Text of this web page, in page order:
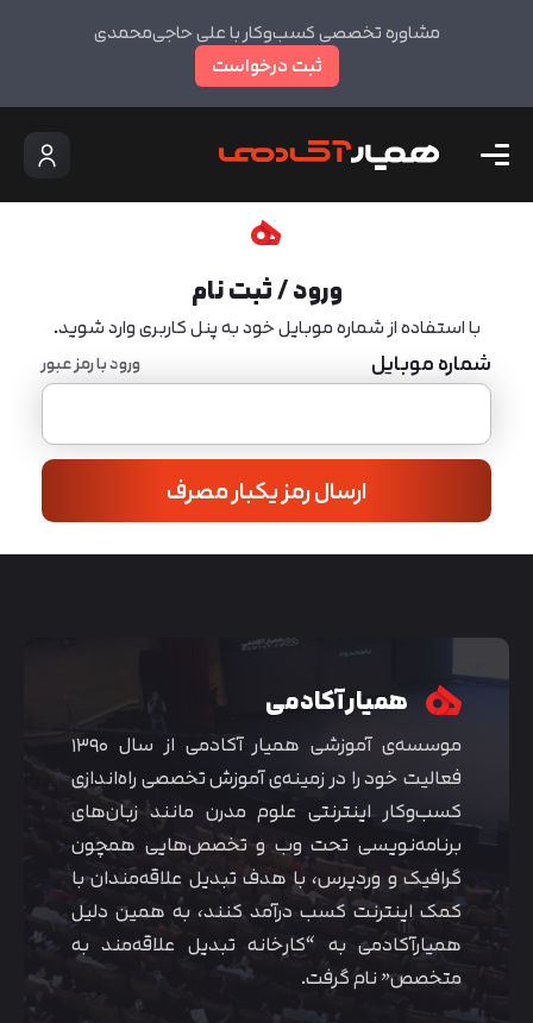
مشاوره تخصصی کسب‌وکار با علی حاجی‌محمدی
ثبت درخواست
ورود / ثبت نام
با استفاده از شماره موبایل خود به پنل کاربری وارد شوید.
شماره موبایل ورود با رمز عبور
ارسال رمز یکبار مصرف
همیار آکادمی
موسسه‌ی آموزشی همیار آکادمی از سال ۱۳۹۰
فعالیت خود را در زمینه‌ی آموزش تخصصی راه‌اندازی
کسب‌و‌کار اینترنتی علوم مدرن مانند زبان‌های
برنامه‌نویسی تحت وب و تخصص‌هایی همچون
گرافیک و وردپرس، با هدف تبدیل علاقه‌مندان با
کمک اینترنت کسب درآمد کنند، به همین دلیل
همیارآکادمی به “کارخانه تبدیل علاقه‌مند به
متخصص” نام گرفت.
متوجه شدم